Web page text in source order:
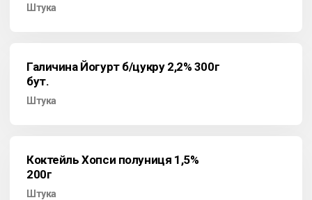
Штука
Галичина Йогурт б/цукру 2,2% 300г
бут.
Штука
Коктейль Хопси полуниця 1,5%
200г
Штука